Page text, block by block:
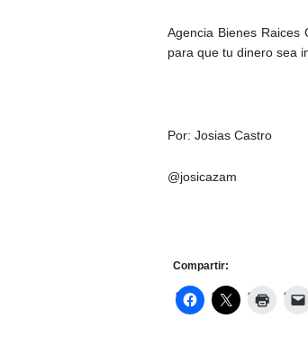
Agencia Bienes Raices
para que tu dinero sea
Por: Josias Castro
@josicazam
Compartir: